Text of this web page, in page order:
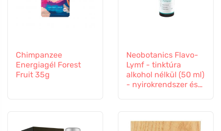
Chimpanzee
Energiagél Forest
Fruit 35g
Neobotanics Flavo-
Lymf - tinktúra
alkohol nélkül (50 ml)
- nyirokrendszer és